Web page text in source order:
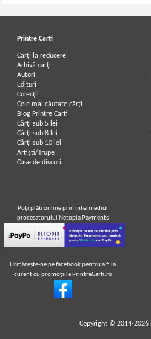
Printre Carti
Carți la reducere
Arhivă carți
Autori
Edituri
Colecții
Cele mai căutate cărți
Blog Printre Carti
Cărţi sub 5 lei
Cărţi sub 8 lei
Cărţi sub 10 lei
Artiști/Trupe
Case de discuri
Poţi plăti online prin intermediul
procesatorului Netopia Payments
Urmăreşte-ne pe facebook pentru a fi la
curent cu promoţiile PrintreCarti.ro
Copyright © 2014-2026